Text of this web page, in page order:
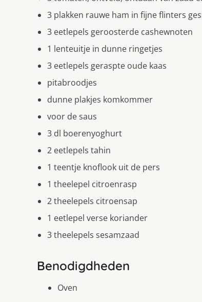
3 plakken rauwe ham in fijne flinters
3 eetlepels geroosterde cashewnoten
1 lenteuitje in dunne ringetjes
3 eetlepels geraspte oude kaas
pitabroodjes
dunne plakjes komkommer
voor de saus
3 dl boerenyoghurt
2 eetlepels tahin
1 teentje knoflook uit de pers
1 theelepel citroenrasp
2 theelepels citroensap
1 eetlepel verse koriander
3 theelepels sesamzaad
Benodigdheden
Oven